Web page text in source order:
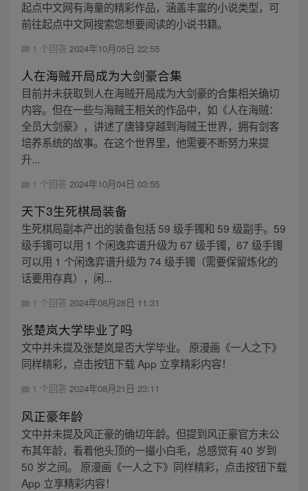
起点中文网有海量的精彩作品，涵盖丰富的小说类型，可
前往起点中文网搜索您想要阅读的小说书籍。
1 个回答 2024年10月05日 22:55
人在海贼开局成为大剑豪合集
目前并未获取到人在海贼开局成为大剑豪的合集相关确切
内容。但在一些与海贼王相关的作品中，如《人在海贼：
全员大剑豪》，讲述了唐锋穿越到海贼王世界，拥有剑客
培养系统的故事。在这个世界里，他需要不断努力来提
升...
1 个回答 2024年10月04日 03:55
天下3生死棋局装备
生死棋局副本产出的装备包括 59 级手镯和 59 级副手。59
级手镯可以用 1 个闲逸弈谱升级为 67 级手镯，67 级手镯
可以用 1 个闲逸弈谱升级为 74 级手镯（需要保留炼化的
话要用存真），闲...
1 个回答 2024年08月28日 11:31
张楚岚大学毕业了吗
文中并未提及张楚岚是否大学毕业。 原漫画《一人之下》
同样精彩，点击按钮下载 App 立享精彩内容！
1 个回答 2024年08月21日 23:11
风正豪年龄
文中并未提及风正豪的确切年龄。但提到风正豪官方未公
布其年龄，看着他头顶的一撮小白毛，总感觉有 40 岁到
50 岁之间。 原漫画《一人之下》同样精彩，点击按钮下载
App 立享精彩内容！